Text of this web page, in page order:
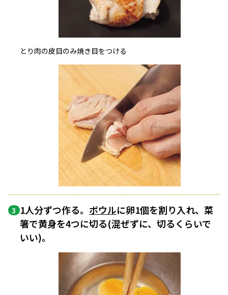
とり肉の皮目のみ焼き目をつける
3 1人分ずつ作る。 ボウルに卵1個を割り入れ、菜
箸で黄身を4つに切る(混ぜずに、切るくらいで
いい)。